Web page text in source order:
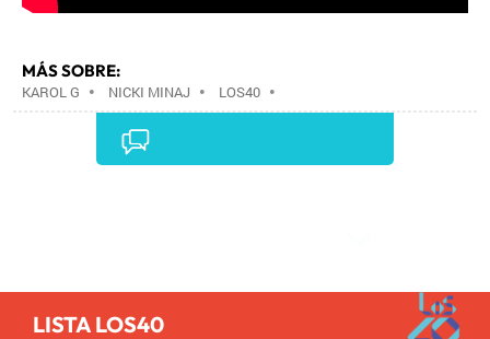
MÁS SOBRE:
KAROL G • NICKI MINAJ • LOS40 •
LISTA LOS40